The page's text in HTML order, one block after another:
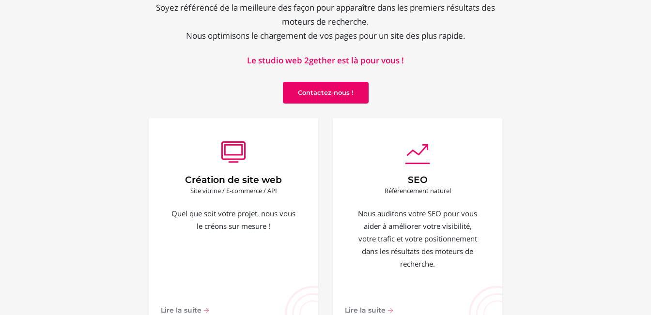
Soyez référencé de la meilleure des façon pour apparaître dans les premiers résultats des
moteurs de recherche.
Nous optimisons le chargement de vos pages pour un site des plus rapide.
Le studio web 2gether est là pour vous !
Contactez-nous !
Création de site web
Site vitrine / E-commerce / API
Quel que soit votre projet, nous vous
le créons sur mesure !
Lire la suite
SEO
Référencement naturel
Nous auditons votre SEO pour vous
aider à améliorer votre visibilité,
votre trafic et votre positionnement
dans les résultats des moteurs de
recherche.
Lire la suite